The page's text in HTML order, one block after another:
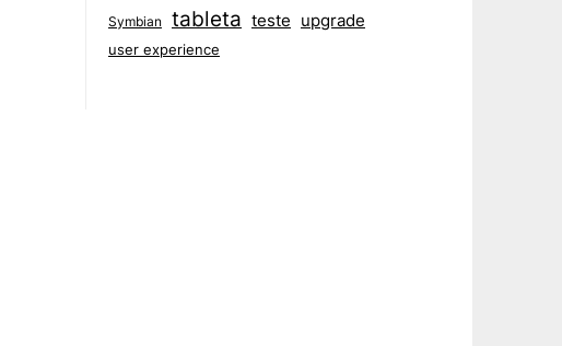
Symbian tableta teste upgrade
user experience